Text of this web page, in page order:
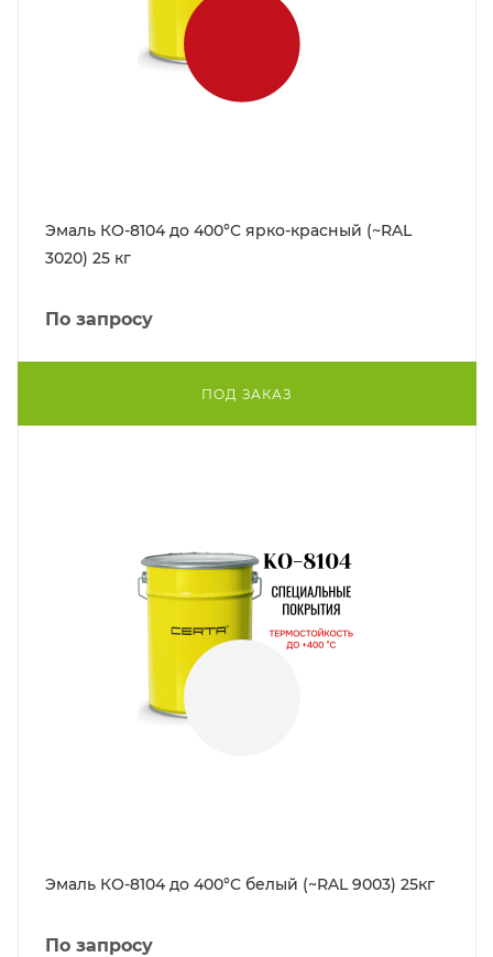
Эмаль КО-8104 до 400°С ярко-красный (~RAL
3020) 25 кг
По запросу
ПОД ЗАКАЗ
Эмаль КО-8104 до 400°С белый (~RAL 9003) 25кг
По запросу